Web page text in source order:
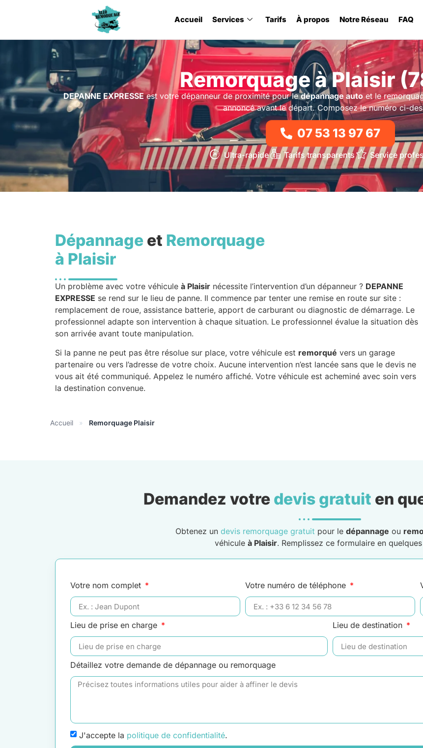
Accueil Services Tarifs À propos Notre Réseau FAQ
Remorquage à Plaisir
DEPANNE EXPRESSEest votre dépanneur de proximité pour ledépannage autoet le
annoncé avant le départ. Composez le numéro ci-
07 53 13 97 67
Ultra-rapide Tarifs transparents Service
Dépannage et Remorquage
à Plaisir
Un problème avec votre véhicule à Plaisir nécessite l’intervention d’un dépanneur ? DEPANNE
EXPRESSE se rend sur le lieu de panne. Il commence par tenter une remise en route sur site :
remplacement de roue, assistance batterie, apport de carburant ou diagnostic de démarrage. Le
professionnel adapte son intervention à chaque situation. Le professionnel évalue la situation dès
son arrivée avant toute manipulation.
Si la panne ne peut pas être résolue sur place, votre véhicule est remorqué vers un garage
partenaire ou vers l’adresse de votre choix. Aucune intervention n’est lancée sans que le devis ne
vous ait été communiqué. Appelez le numéro affiché. Votre véhicule est acheminé avec soin vers
la destination convenue.
Accueil » Remorquage Plaisir
Demandez votre devis gratuit en
Obtenez un devis remorquage gratuit pour le dépannage ou
véhicule à Plaisir. Remplissez ce formulaire en
Votre nom complet Votre numéro de téléphone
Lieu de prise en charge Lieu de destination
Détaillez votre demande de dépannage ou remorquage
J'accepte la politique de confidentialité.